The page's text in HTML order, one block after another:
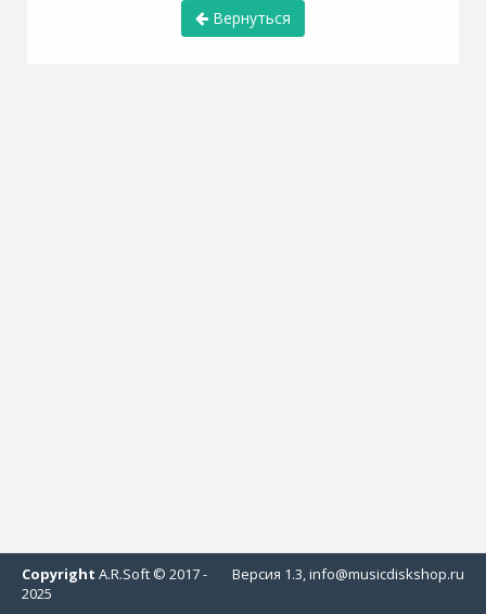
Вернуться
Версия 1.3, info@musicdiskshop.ru
Copyright A.R.Soft © 2017 -
2025